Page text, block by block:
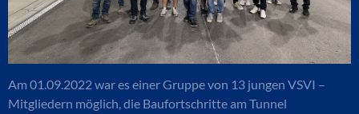
Am 01.09.2022 war es einer Gruppe von 13 jungen VSVI –
Mitgliedern möglich, die Baufortschritte am Tunnel